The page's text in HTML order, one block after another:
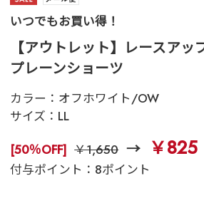
いつでもお買い得！
【アウトレット】レースア
プレーンショーツ
カラー： オフホワイト/OW
サイズ： LL
[50％OFF] ￥1,650 ￥825
付与ポイント：8ポイント